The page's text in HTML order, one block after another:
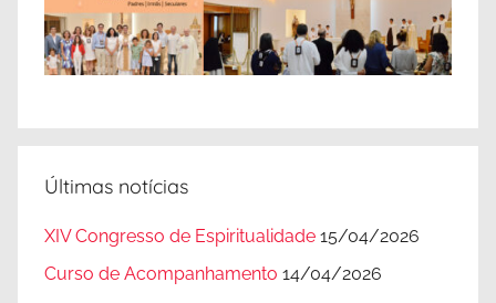
Últimas notícias
XIV Congresso de Espiritualidade 15/04/2026
Curso de Acompanhamento 14/04/2026